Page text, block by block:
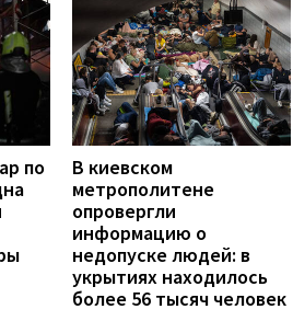
по
В киевском
метрополитене
опровергли
информацию о
недопуске людей: в
укрытиях находилось
более 56 тысяч человек